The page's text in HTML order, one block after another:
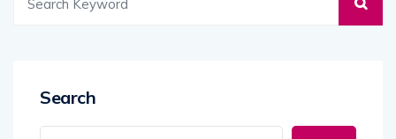
Search